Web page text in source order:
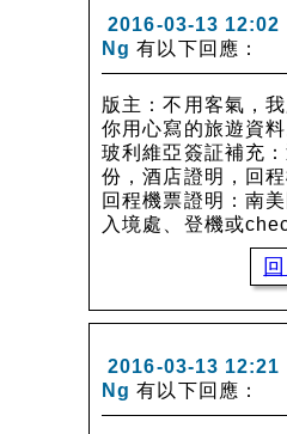
2016-03-13 12:02
Ng 有以下回應：
版主：不用客氣，
你用心寫的旅遊資料
玻利維亞簽証補充
份，酒店證明，回程
回程機票證明：南
入境處、登機或
2016-03-13 12:21
Ng 有以下回應：